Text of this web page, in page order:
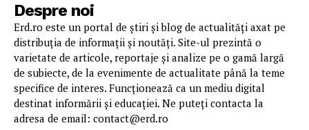
Despre noi
Erd.ro este un portal de știri și blog de actualități axat pe
distribuția de informații și noutăți. Site-ul prezintă o
varietate de articole, reportaje și analize pe o gamă largă
de subiecte, de la evenimente de actualitate până la teme
specifice de interes. Funcționează ca un mediu digital
destinat informării și educației. Ne puteți contacta la
adresa de email: contact@erd.ro